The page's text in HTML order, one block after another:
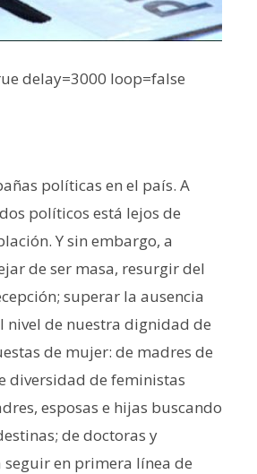
delay=3000 loop=false
políticas en el país. A
políticos está lejos de
Y sin embargo, a
de ser masa, resurgir del
superar la ausencia
nivel de nuestra dignidad de
de mujer: de madres de
diversidad de feministas
esposas e hijas buscando
de doctoras y
en primera línea de